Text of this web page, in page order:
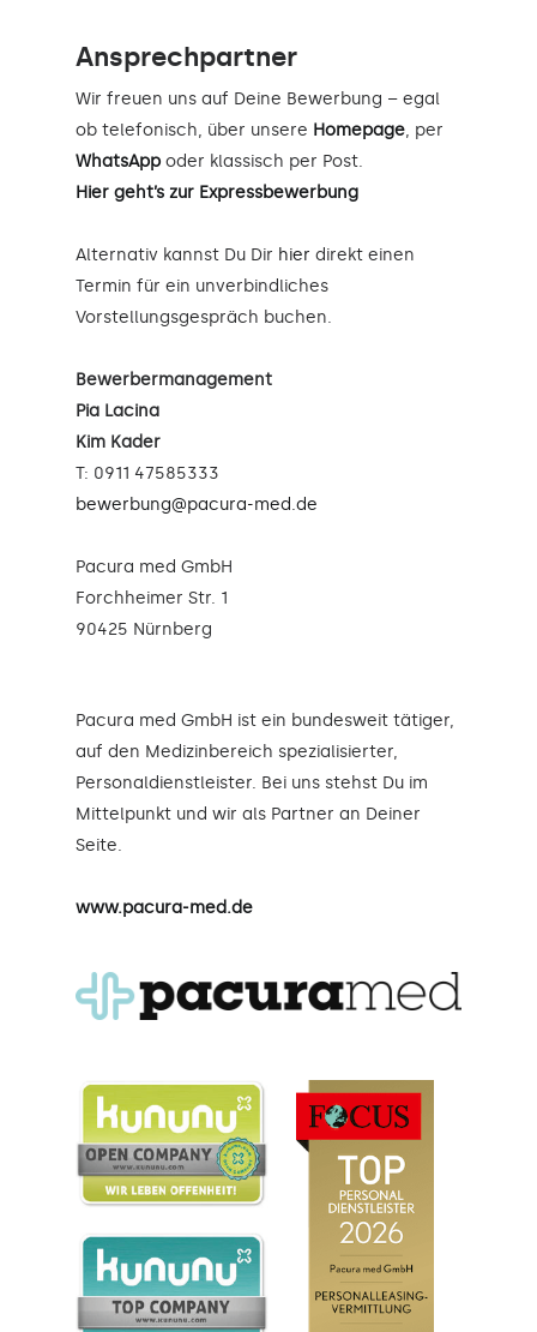
Ansprechpartner
Wir freuen uns auf Deine Bewerbung – egal
ob telefonisch, über unsere Homepage, per
WhatsApp oder klassisch per Post.
Hier geht’s zur Expressbewerbung
Alternativ kannst Du Dir hier direkt einen
Termin für ein unverbindliches
Vorstellungsgespräch buchen.
Bewerbermanagement
Pia Lacina
Kim Kader
T: 0911 47585333
bewerbung@pacura-med.de
Pacura med GmbH
Forchheimer Str. 1
90425 Nürnberg
Pacura med GmbH ist ein bundesweit tätiger,
auf den Medizinbereich spezialisierter,
Personaldienstleister. Bei uns stehst Du im
Mittelpunkt und wir als Partner an Deiner
Seite.
www.pacura-med.de